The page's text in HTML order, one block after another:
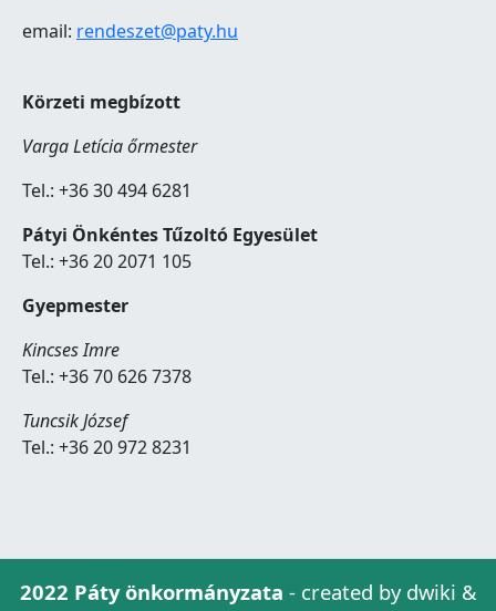
email: rendeszet@paty.hu
Körzeti megbízott
Varga Letícia őrmester
Tel.: +36 30 494 6281
Pátyi Önkéntes Tűzoltó Egyesület
Tel.: +36 20 2071 105
Gyepmester
Kincses Imre
Tel.: +36 70 626 7378
Tuncsik József
Tel.: +36 20 972 8231
2022 Páty önkormányzata - created by dwiki &